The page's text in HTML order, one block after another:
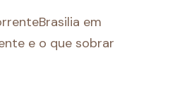
em
e o que sobrar